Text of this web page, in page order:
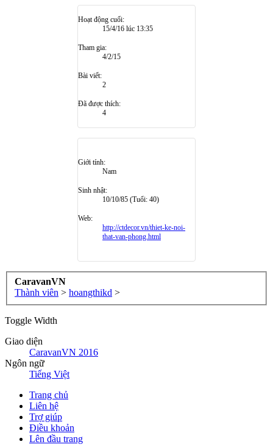
Hoạt động cuối:
15/4/16 lúc 13:35
Tham gia:
4/2/15
Bài viết:
2
Đã được thích:
4
Giới tính:
Nam
Sinh nhật:
10/10/85 (Tuổi: 40)
Web:
http://ctdecor.vn/thiet-ke-noi-
that-van-phong.html
CaravanVN
Thành viên > hoangthikd >
Toggle Width
Giao diện
CaravanVN 2016
Ngôn ngữ
Tiếng Việt
Trang chủ
Liên hệ
Trợ giúp
Điều khoản
Lên đầu trang